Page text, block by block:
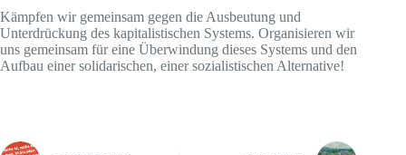
Kämpfen wir gemeinsam gegen die Ausbeutung und
Unterdrückung des kapitalistischen Systems. Organisieren wir
uns gemeinsam für eine Überwindung dieses Systems und den
Aufbau einer solidarischen, einer sozialistischen Alternative!